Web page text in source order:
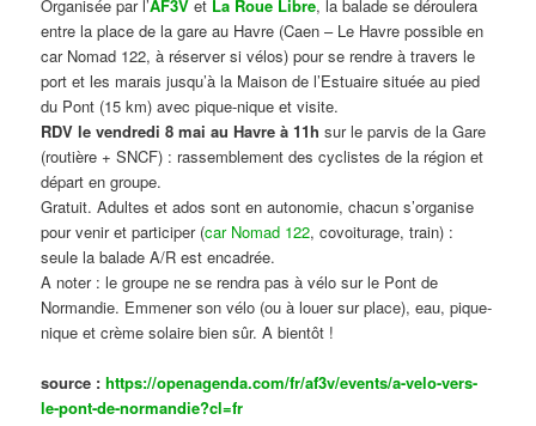
Organisée par l’AF3V et La Roue Libre, la balade se déroulera
entre la place de la gare au Havre (Caen – Le Havre possible en
car Nomad 122, à réserver si vélos) pour se rendre à travers le
port et les marais jusqu’à la Maison de l’Estuaire située au pied
du Pont (15 km) avec pique-nique et visite.
RDV le vendredi 8 mai au Havre à 11h sur le parvis de la Gare
(routière + SNCF) : rassemblement des cyclistes de la région et
départ en groupe.
Gratuit. Adultes et ados sont en autonomie, chacun s’organise
pour venir et participer (car Nomad 122, covoiturage, train) :
seule la balade A/R est encadrée.
A noter : le groupe ne se rendra pas à vélo sur le Pont de
Normandie. Emmener son vélo (ou à louer sur place), eau, pique-
nique et crème solaire bien sûr. A bientôt !
source :https://openagenda.com/fr/af3v/events/a-velo-vers-
le-pont-de-normandie?cl=fr